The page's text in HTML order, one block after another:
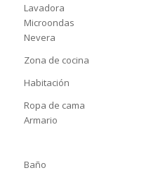
Lavadora
Microondas
Nevera
Zona de cocina
Habitación
Ropa de cama
Armario
Baño